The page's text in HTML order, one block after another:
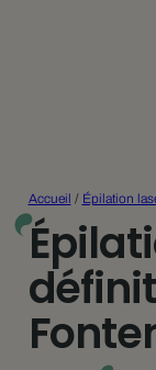
Accueil / Épilation